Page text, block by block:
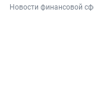
Новости финансовой